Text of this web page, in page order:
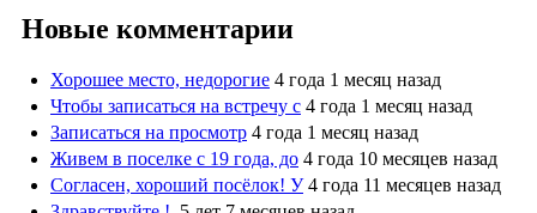
Новые комментарии
Хорошее место, недорогие 4 года 1 месяц назад
Чтобы записаться на встречу с 4 года 1 месяц назад
Записаться на просмотр 4 года 1 месяц назад
Живем в поселке с 19 года, до 4 года 10 месяцев назад
Согласен, хороший посёлок! У 4 года 11 месяцев назад